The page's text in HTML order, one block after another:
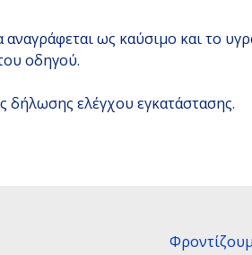
ως καύσιμο και το
οδηγού.
δήλωσης ελέγχου εγκατάστασης.